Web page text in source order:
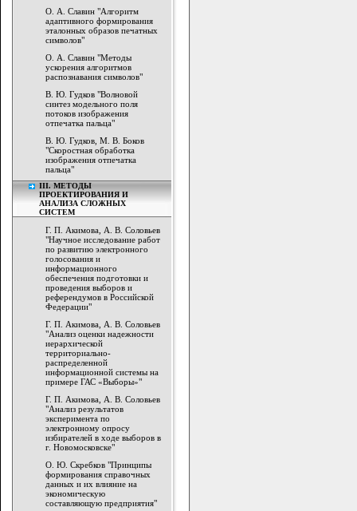
О. А. Славин "Алгоритм
адаптивного формирования
эталонных образов печатных
символов"
О. А. Славин "Методы
ускорения алгоритмов
распознавания символов"
В. Ю. Гудков "Волновой
синтез модельного поля
потоков изображения
отпечатка пальца"
В. Ю. Гудков, М. В. Боков
"Скоростная обработка
изображения отпечатка
пальца"
III. МЕТОДЫ
ПРОЕКТИРОВАНИЯ И
АНАЛИЗА СЛОЖНЫХ
СИСТЕМ
Г. П. Акимова, А. В. Соловьев
"Научное исследование работ
по развитию электронного
голосования и
информационного
обеспечения подготовки и
проведения выборов и
референдумов в Российской
Федерации"
Г. П. Акимова, А. В. Соловьев
"Анализ оценки надежности
иерархической
территориально-
распределенной
информационной системы на
примере ГАС «Выборы»"
Г. П. Акимова, А. В. Соловьев
"Анализ результатов
эксперимента по
электронному опросу
избирателей в ходе выборов в
г. Новомосковске"
О. Ю. Скребков "Принципы
формирования справочных
данных и их влияние на
экономическую
составляющую предприятия"